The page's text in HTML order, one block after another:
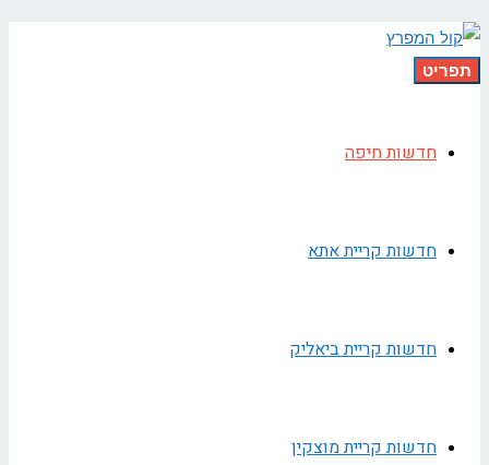
תפריט
חדשות חיפה
חדשות קריית אתא
חדשות קריית ביאליק
חדשות קריית מוצקין